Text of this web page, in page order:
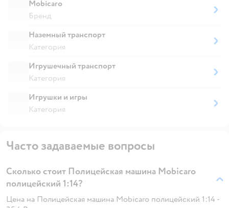
Mobicaro
Бренд
Наземный транспорт
Категория
Игрушечный транспорт
Категория
Игрушки и игры
Категория
Часто задаваемые вопросы
Сколько стоит Полицейская машина Mobicaro
полицейский 1:14?
Цена на Полицейская машина Mobicaro полицейский 1:14 -